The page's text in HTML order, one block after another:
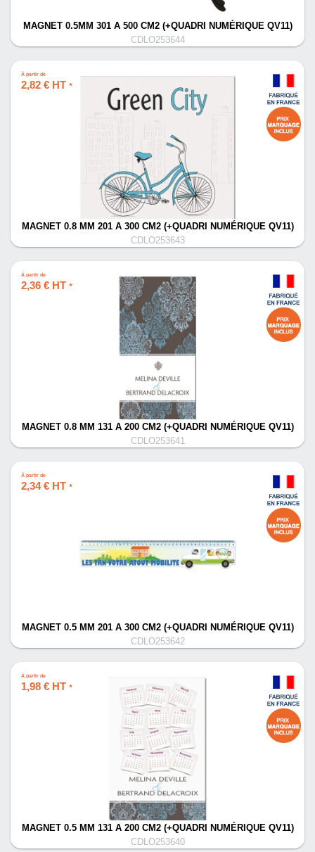
MAGNET 0.5MM 301 A 500 CM2 (+QUADRI NUMÉRIQUE QV11)
CDLO253644
À partir de
2,82 € HT *
MAGNET 0.8 MM 201 A 300 CM2 (+QUADRI NUMÉRIQUE QV11)
CDLO253643
À partir de
2,36 € HT *
MAGNET 0.8 MM 131 A 200 CM2 (+QUADRI NUMÉRIQUE QV11)
CDLO253641
À partir de
2,34 € HT *
MAGNET 0.5 MM 201 A 300 CM2 (+QUADRI NUMÉRIQUE QV11)
CDLO253642
À partir de
1,98 € HT *
MAGNET 0.5 MM 131 A 200 CM2 (+QUADRI NUMÉRIQUE QV11)
CDLO253640